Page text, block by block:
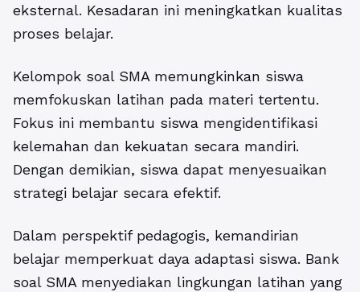
eksternal. Kesadaran ini meningkatkan kualitas
proses belajar.
Kelompok soal SMA memungkinkan siswa
memfokuskan latihan pada materi tertentu.
Fokus ini membantu siswa mengidentifikasi
kelemahan dan kekuatan secara mandiri.
Dengan demikian, siswa dapat menyesuaikan
strategi belajar secara efektif.
Dalam perspektif pedagogis, kemandirian
belajar memperkuat daya adaptasi siswa. Bank
soal SMA menyediakan lingkungan latihan yang